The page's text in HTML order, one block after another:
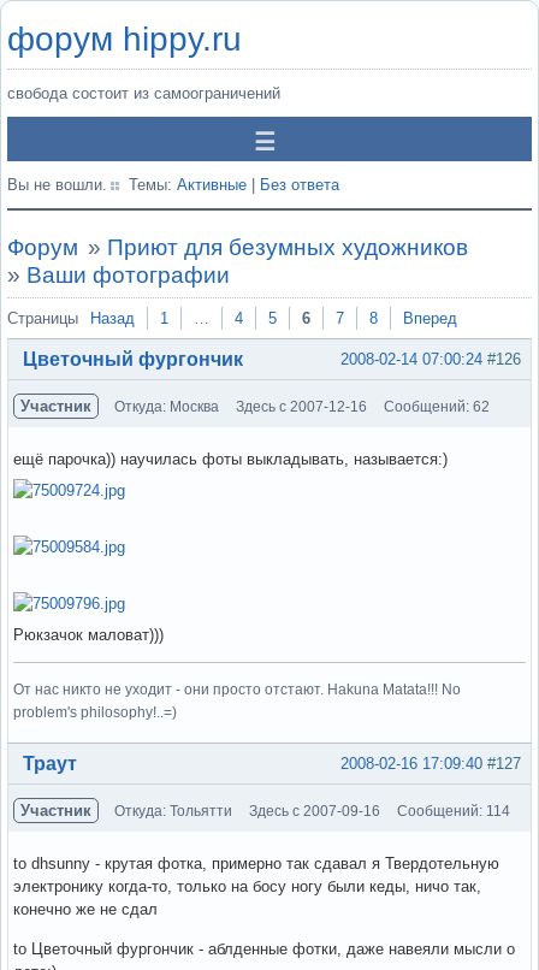
форум hippy.ru
свобода состоит из самоограничений
Вы не вошли. Темы: Активные Без ответа
Форум » Приют для безумных художников
» Ваши фотографии
Страницы Назад 1 … 4 5 6 7 8 Вперед
#126
2008-02-14 07:00:24
Цветочный фургончик
Участник Откуда: Москва Здесь с 2007-12-16 Сообщений: 62
ещё парочка)) научилась фоты выкладывать, называется:)
Рюкзачок маловат)))
От нас никто не уходит - они просто отстают. Hakuna Matata!!! No
problem's philosophy!..=)
Вне форума #127
2008-02-16 17:09:40
Траут
Участник Откуда: Тольятти Здесь с 2007-09-16 Сообщений: 114
to dhsunny - крутая фотка, примерно так сдавал я Твердотельную
электронику когда-то, только на босу ногу были кеды, ничо так,
конечно же не сдал
to Цветочный фургончик - аблденные фотки, даже навеяли мысли о